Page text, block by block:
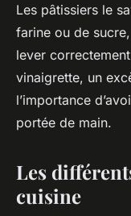
Les pâtissiers le
farine ou de
lever
vinaigrette, un
l’importance
portée de main.
Les
cuisine